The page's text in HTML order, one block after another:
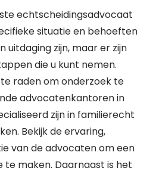
echtscheidingsadvocaat
situatie en behoeften
uitdaging zijn, maar er zijn
die u kunt nemen.
raden om onderzoek te
advocatenkantoren in
zijn in familierecht
Bekijk de ervaring,
van de advocaten om een
te maken. Daarnaast is het